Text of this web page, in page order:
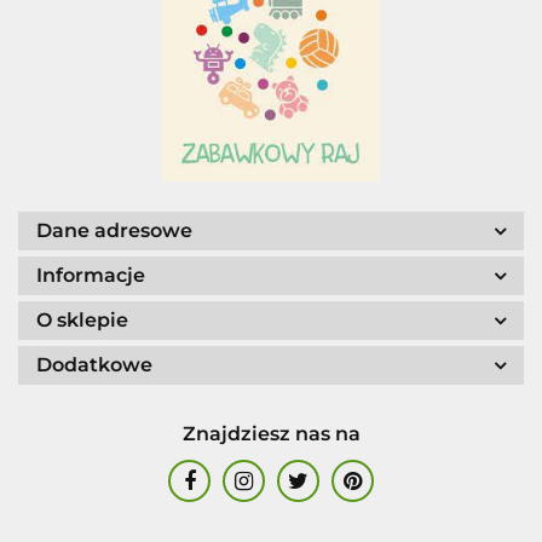
ALIGA
AME GROUP
Dane adresowe
Informacje
O sklepie
Dodatkowe
Znajdziesz nas na